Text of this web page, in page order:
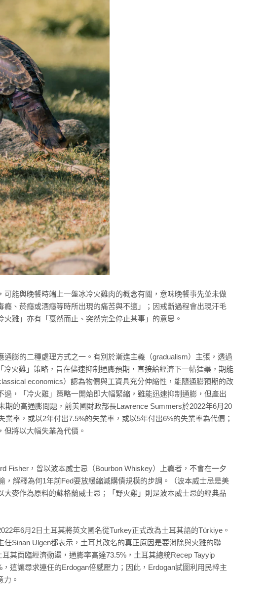
可能與晚餐時端上一盤冰冷火雞肉的概念有關，意味晚餐事先並未做
、菸癮或酒癮等時所出現的痛苦與不適」；因戒斷過程會出現汗毛
雞」亦有「戛然而止、突然完全停止某事」的意思。
通膨的二種處理方式之一。有別於漸進主義（gradualism）主張，透過
火雞」策略，旨在儘速抑制通膨預期，直接給經濟下一帖猛藥，期能
economics）認為物價與工資具充分伸縮性，能隨通膨預期的改
，「冷火雞」策略一開始即大幅緊縮，雖能迅速抑制通膨，但產出
的高通膨問題，前美國財政部長Lawrence Summers於2022年6月20
率，或以2年付出7.5%的失業率，或以5年付出6%的失業率為代價；
將以大幅失業為代價。
Fisher，曾以波本威士忌（Bourbon Whiskey）上癮者，不會在一夕
，解釋為何1年前Fed要放緩縮減購債規模的步調。（波本威士忌是美
麥作為原料的蘇格蘭威士忌；「野火雞」則是波本威士忌的經典品
年6月2日土耳其將英文國名從Turkey正式改為土耳其語的Türkiye。
任Sinan Ulgen都表示，土耳其改名的真正原因是要消除與火雞的聯
其面臨經濟動盪，通膨率高達73.5%，土耳其總統Recep Tayyip
這讓尋求連任的Erdogan倍感壓力；因此，Erdogan試圖利用民粹主
力。